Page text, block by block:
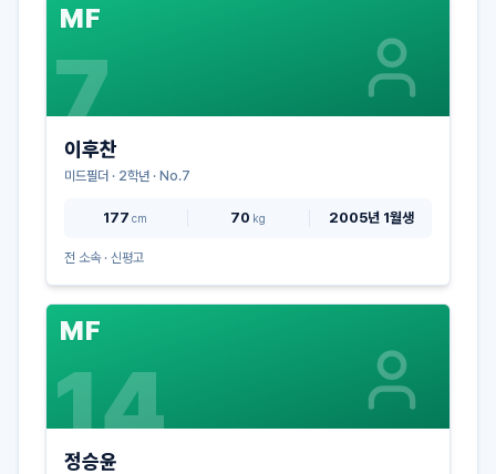
MF
7
이후찬
미드필더 · 2학년 · No.7
177 cm 70 kg 2005년 1월생
전 소속 · 신평고
MF
14
정승윤